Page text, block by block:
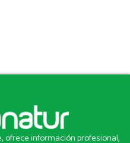
ofrece información profesional,